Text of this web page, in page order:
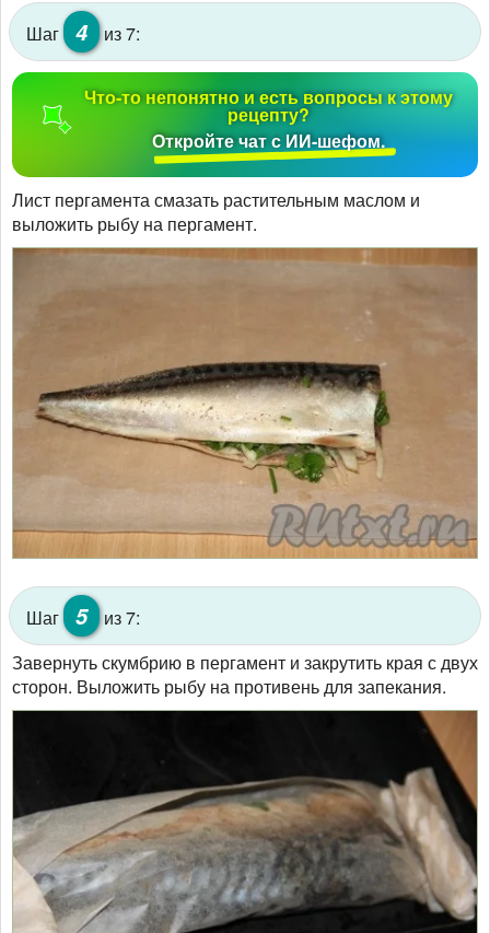
Шаг 4 из 7:
Что-то непонятно и есть вопросы к этому
рецепту?
Откройте чат с ИИ-шефом.
Лист пергамента смазать растительным маслом и
выложить рыбу на пергамент.
Шаг 5
из 7:
Завернуть скумбрию в пергамент и закрутить края с двух
сторон. Выложить рыбу на противень для запекания.